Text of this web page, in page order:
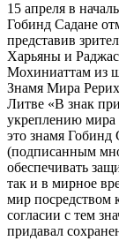
15 апреля в
Гобинд Садане
представив
Харьяны и
Мохиниаттам из
Знамя Мира
Литве «В знак
укреплению мира
это знамя Гобинд
(подписанным
обеспечивать
так и в мирное
мир посредством
согласии с тем
придавал